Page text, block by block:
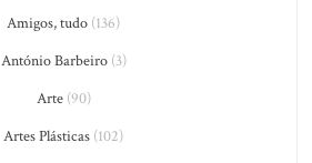
Amigos, tudo (136)
António Barbeiro(3)
Arte(90)
Artes Plásticas (102)